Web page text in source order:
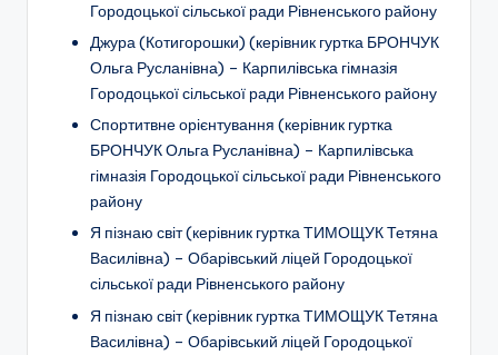
Городоцької сільської ради Рівненського району
Джура (Котигорошки) (керівник гуртка БРОНЧУК
Ольга Русланівна) – Карпилівська гімназія
Городоцької сільської ради Рівненського району
Спортитвне орієнтування (керівник гуртка
БРОНЧУК Ольга Русланівна) – Карпилівська
гімназія Городоцької сільської ради Рівненського
району
Я пізнаю світ(керівник гуртка ТИМОЩУК Тетяна
Василівна) – Обарівський ліцей Городоцької
сільської ради Рівненського району
Я пізнаю світ(керівник гуртка ТИМОЩУК Тетяна
Василівна) – Обарівський ліцей Городоцької